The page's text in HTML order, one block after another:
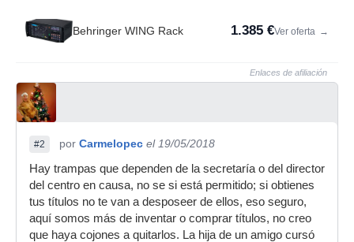
Behringer WING Rack 1.385 €Ver oferta →
Enlaces de afiliación
#2 por Carmelopec el 19/05/2018
Hay trampas que dependen de la secretaría o del director
del centro en causa, no se si está permitido; si obtienes
tus títulos no te van a desposeer de ellos, eso seguro,
aquí somos más de inventar o comprar títulos, no creo
que haya cojones a quitarlos. La hija de un amigo cursó